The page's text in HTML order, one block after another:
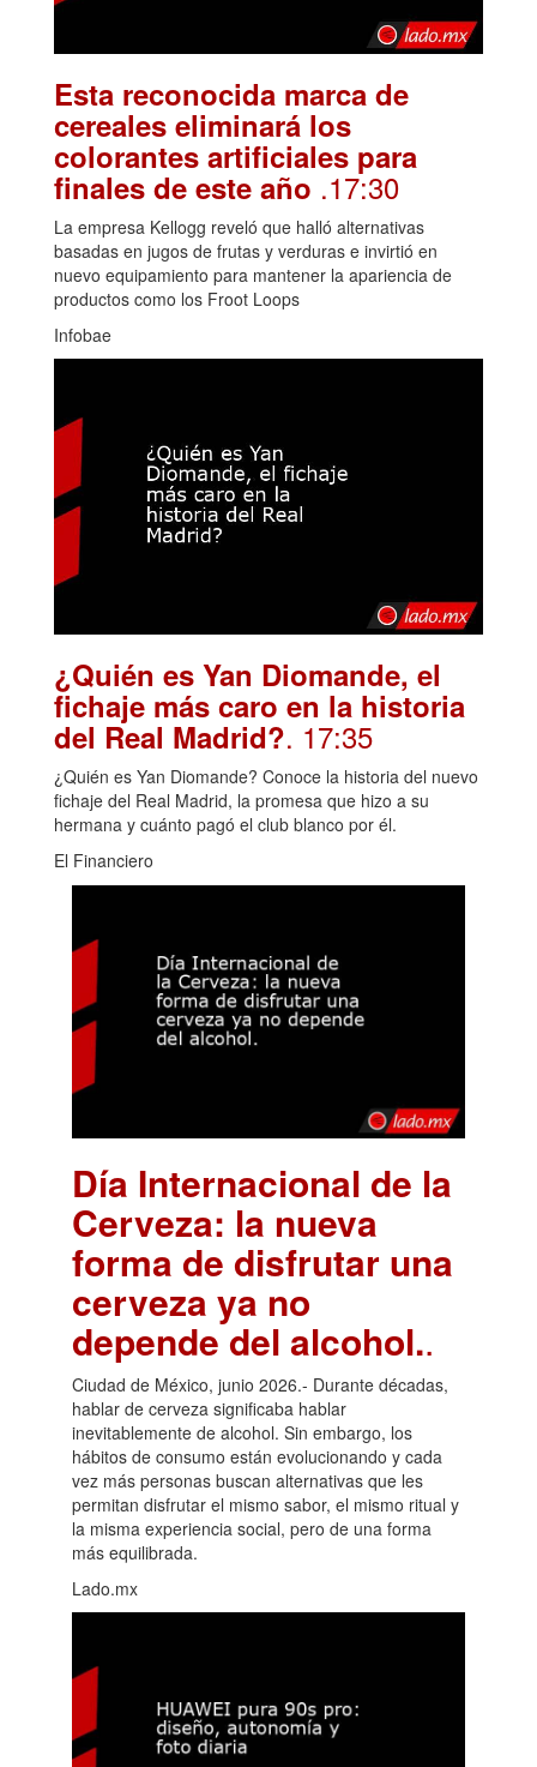
Esta reconocida marca de
cereales eliminará los
colorantes artificiales para
finales de este año .17:30
La empresa Kellogg reveló que halló alternativas
basadas en jugos de frutas y verduras e invirtió en
nuevo equipamiento para mantener la apariencia de
productos como los Froot Loops
Infobae
¿Quién es Yan Diomande, el
fichaje más caro en la historia
del Real Madrid?. 17:35
¿Quién es Yan Diomande? Conoce la historia del nuevo
fichaje del Real Madrid, la promesa que hizo a su
hermana y cuánto pagó el club blanco por él.
El Financiero
Día Internacional de la
Cerveza: la nueva
forma de disfrutar una
cerveza ya no
depende del alcohol..
Ciudad de México, junio 2026.- Durante décadas,
hablar de cerveza significaba hablar
inevitablemente de alcohol. Sin embargo, los
hábitos de consumo están evolucionando y cada
vez más personas buscan alternativas que les
permitan disfrutar el mismo sabor, el mismo ritual y
la misma experiencia social, pero de una forma
más equilibrada.
Lado.mx